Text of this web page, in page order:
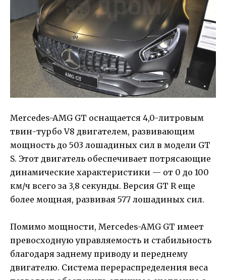
Mercedes-AMG GT оснащается 4,0-литровым
твин-турбо V8 двигателем, развивающим
мощность до 503 лошадиных сил в модели GT
S. Этот двигатель обеспечивает потрясающие
динамические характеристики — от 0 до 100
км/ч всего за 3,8 секунды. Версия GT R еще
более мощная, развивая 577 лошадиных сил.
Помимо мощности, Mercedes-AMG GT имеет
превосходную управляемость и стабильность
благодаря заднему приводу и переднему
двигателю. Система перераспределения веса